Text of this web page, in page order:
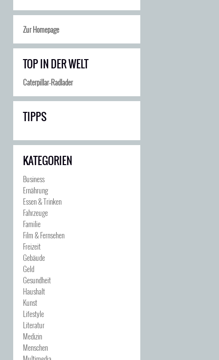
Zur Homepage
TOP IN DER WELT
Caterpillar-Radlader
TIPPS
KATEGORIEN
Business
Ernährung
Essen & Trinken
Fahrzeuge
Familie
Film & Fernsehen
Freizeit
Gebäude
Geld
Gesundheit
Haushalt
Kunst
Lifestyle
Literatur
Medizin
Menschen